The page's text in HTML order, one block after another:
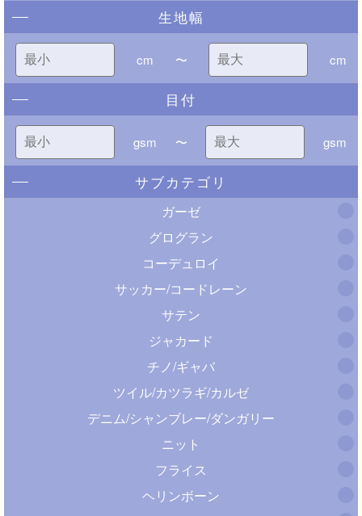
生地幅
cm 〜 cm
目付
gsm 〜 gsm
サブカテゴリ
ガーゼ
グログラン
コーデュロイ
サッカー/コードレーン
サテン
ジャカード
チノ/ギャバ
ツイル/カツラギ/カルゼ
デニム/シャンブレー/ダンガリー
ニット
フライス
ヘリンボーン